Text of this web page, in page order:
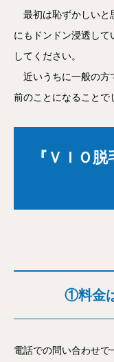
最初は恥ずかしいと
にもドンドン浸透して
してください。
近いうちに一般の方
前のことになることで
『ＶＩＯ
①料金
電話での問い合わせで